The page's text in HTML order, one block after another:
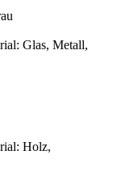
Glas, Metall,
Holz,